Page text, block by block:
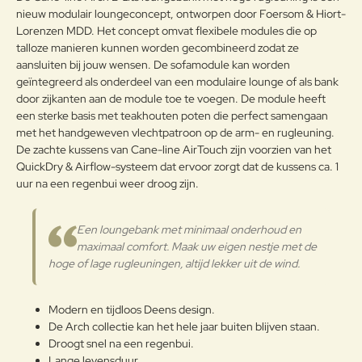
tegen vocht en grote
temperatuurschommelingen.
Zowel de structuur van de vezels
als het weefsel zorgen voor
elasticiteit en optimaal zitcomfort.
Het duurzame materiaal is UV-
bestendig en vereist minimaal
onderhoud. Cane-line Weave® is
ontwikkeld om
klimaatomstandigheden over de
hele wereld te weerstaan en het
materiaal zal jarenlang zijn kleur en
Cane-line Weave®-vezel, die
enigszins van kleur kan variëren,
waardoor een mooi contrast in het
meubelen een unieke, natuurlijke
en exclusieve uitstraling.
g:
Note:HTML-code wordt niet vertaald!
Waardering:
Waarderin
Slecht Goed
Verder
nieuw modulair loungeconcept, ontworpen door Foersom & Hiort-
Lorenzen MDD. Het concept omvat flexibele modules die op
talloze manieren kunnen worden gecombineerd zodat ze
aansluiten bij jouw wensen. De sofamodule kan worden
geïntegreerd als onderdeel van een modulaire lounge of als bank
door zijkanten aan de module toe te voegen. De module heeft
een sterke basis met teakhouten poten die perfect samengaan
met het handgeweven vlechtpatroon op de arm- en rugleuning.
De zachte kussens van Cane-line AirTouch zijn voorzien van het
QuickDry & Airflow-systeem dat ervoor zorgt dat de kussens ca. 1
uur na een regenbui weer droog zijn.
Een loungebank met minimaal onderhoud en
maximaal comfort. Maak uw eigen nestje met de
hoge of lage rugleuningen, altijd lekker uit de wind.
Modern en tijdloos Deens design.
De Arch collectie kan het hele jaar buiten blijven staan.
Droogt snel na een regenbui.